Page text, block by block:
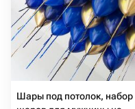
Шары под потолок, набор